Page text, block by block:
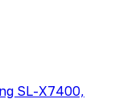
SL-X7400,